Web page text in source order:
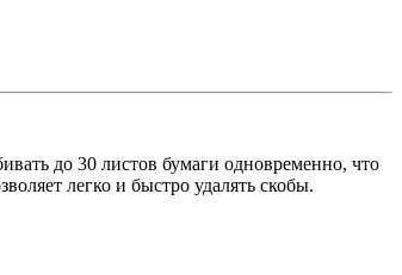
до 30 листов бумаги одновременно, что
легко и быстро удалять скобы.